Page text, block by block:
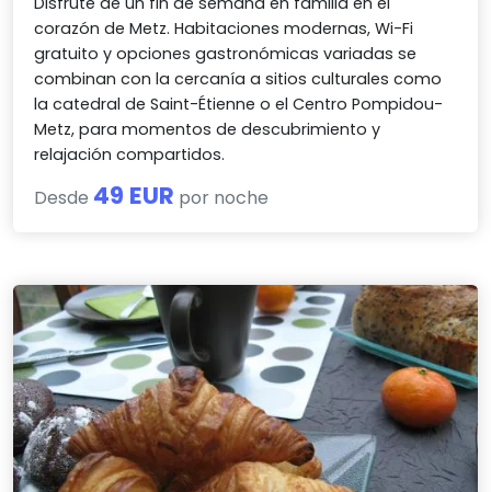
corazón de Metz. Habitaciones modernas, Wi-Fi
gratuito y opciones gastronómicas variadas se
combinan con la cercanía a sitios culturales como
la catedral de Saint-Étienne o el Centro Pompidou-
Metz, para momentos de descubrimiento y
relajación compartidos.
Desde 49 EUR por noche